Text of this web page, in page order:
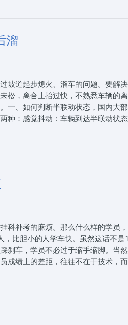
，通过本站报名石家庄驾校可
训练学员如果都把它当成考试：大
思毅学车整理发布。石家庄思毅学
溜
坡道起步熄火、溜车的问题。要解
，离合上抬过快，不熟悉车辆的
一、如何判断半联动状态，国内大
种：感觉抖动：车辆到达半联动状
的操作方法，左手扶稳方向盘，右
是扣10分，带档点火可是直接扣100
年7月29日思毅学车整理发布。石
们帮学员朋友从选择驾校、报名、
科补考的麻烦。那么什么样的学员
比胆小的人学车快。虽然这话不
刹车，学员不必过于缩手缩脚。当
绩上的差距，往往不在于技术，而
怕跟教练沟通。很多人都是这样的
响。比如：有的学员抽到的考试车